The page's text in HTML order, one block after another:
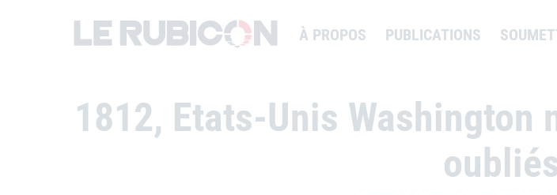
À PROPOS PUBLICATIONS
1812, Etats-Unis